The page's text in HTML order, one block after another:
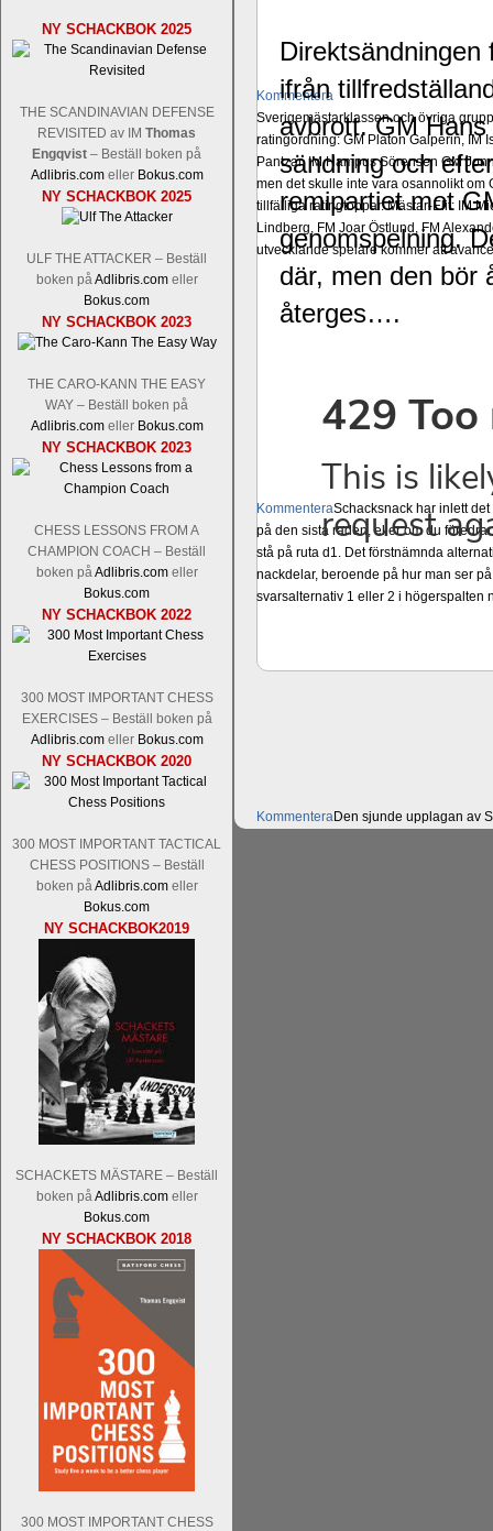
NY SCHACKBOK 2025
THE SCANDINAVIAN DEFENSE
REVISITED av IM Thomas
Engqvist – Beställ boken på
Adlibris.comeller Bokus.com
NY SCHACKBOK 2025
ULF THE ATTACKER – Beställ
boken påAdlibris.comeller
Bokus.com
NY SCHACKBOK 2023
THE CARO-KANN THE EASY
WAY – Beställ boken på
Adlibris.comeller Bokus.com
NY SCHACKBOK 2023
CHESS LESSONS FROM A
CHAMPION COACH – Beställ
boken påAdlibris.comeller
Bokus.com
NY SCHACKBOK 2022
300 MOST IMPORTANT CHESS
EXERCISES – Beställ boken på
Adlibris.comeller Bokus.com
NY SCHACKBOK 2020
300 MOST IMPORTANT TACTICAL
CHESS POSITIONS – Beställ
boken påAdlibris.comeller
Bokus.com
NY SCHACKBOK2019
SCHACKETS MÄSTARE – Beställ
boken påAdlibris.comeller
Bokus.com
NY SCHACKBOK 2018
300 MOST IMPORTANT CHESS
Kommentera
Sverigemästarklassen och övriga
ratingordning: GM Platon Galperin, IM
Pantzar, IM Hampus Sörensen GM
men det skulle inte vara osannolikt om
tillfälliga ratingtoppar. Mästar-Elit: IM
Lindberg, FM Joar Östlund, FM
utvecklande spelare kommer att
KommenteraSchacksnack har inlett
på den sista raden, eller om du
stå på ruta d1. Det förstnämnda
nackdelar, beroende på hur man ser
svarsalternativ 1 eller 2 i högerspalten
KommenteraDen sjunde upplagan av
ifrån
avbrott. GM Hans
sändning och
remipartiet mot
genomspelning.
där, men den bör
återges….